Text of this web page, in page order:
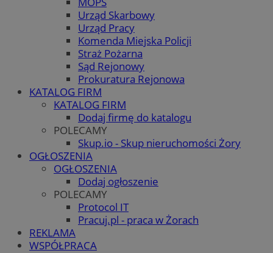
Urząd Skarbowy
Urząd Pracy
Komenda Miejska Policji
Straż Pożarna
Sąd Rejonowy
Prokuratura Rejonowa
KATALOG FIRM
KATALOG FIRM
Dodaj firmę do katalogu
POLECAMY
Skup.io - Skup nieruchomości Żory
OGŁOSZENIA
OGŁOSZENIA
Dodaj ogłoszenie
POLECAMY
Protocol IT
Pracuj.pl - praca w Żorach
REKLAMA
WSPÓŁPRACA